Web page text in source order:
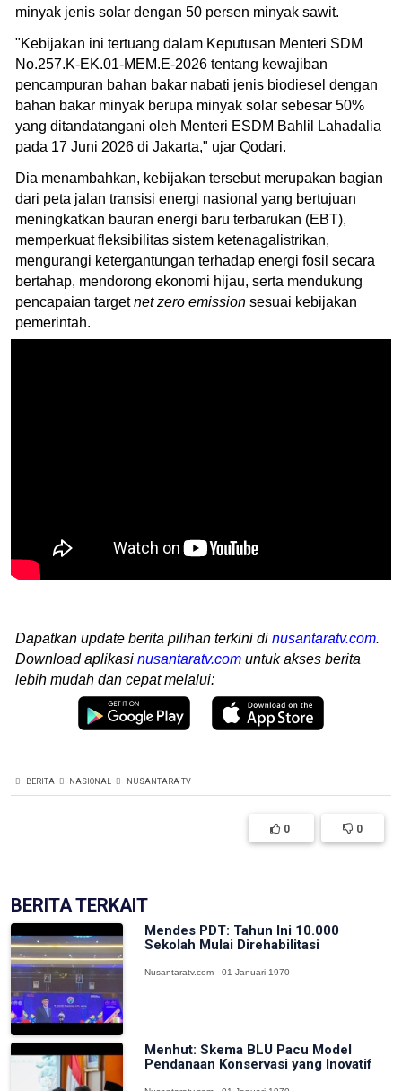
minyak jenis solar dengan 50 persen minyak sawit.
"Kebijakan ini tertuang dalam Keputusan Menteri SDM
No.257.K-EK.01-MEM.E-2026 tentang kewajiban
pencampuran bahan bakar nabati jenis biodiesel dengan
bahan bakar minyak berupa minyak solar sebesar 50%
yang ditandatangani oleh Menteri ESDM Bahlil Lahadalia
pada 17 Juni 2026 di Jakarta," ujar Qodari.
Dia menambahkan, kebijakan tersebut merupakan bagian
dari peta jalan transisi energi nasional yang bertujuan
meningkatkan bauran energi baru terbarukan (EBT),
memperkuat fleksibilitas sistem ketenagalistrikan,
mengurangi ketergantungan terhadap energi fosil secara
bertahap, mendorong ekonomi hijau, serta mendukung
pencapaian targetnet zero emission sesuai kebijakan
pemerintah.
Dapatkan update berita pilihan terkini di nusantaratv.com.
Download aplikasi nusantaratv.com untuk akses berita
lebih mudah dan cepat melalui:
BERITA NASIONAL NUSANTARA TV
0 0
BERITA TERKAIT
Mendes PDT: Tahun Ini 10.000
Sekolah Mulai Direhabilitasi
Nusantaratv.com - 01 Januari 1970
Menhut: Skema BLU Pacu Model
Pendanaan Konservasi yang Inovatif